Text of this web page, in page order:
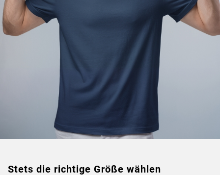
Stets die richtige Größe wählen